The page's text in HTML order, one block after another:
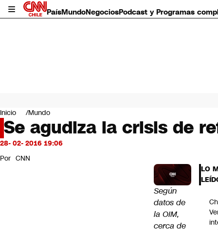
PaísMundoNegociosPodcast y Programas
Mundo
Negocios
Deportes
Programas completos
Servicios
Inicio Mundo
Se agudiza la crisis de
28- 02- 2016 19:06
Por CNN
Según
datos de
la OIM,
cerca de
LO